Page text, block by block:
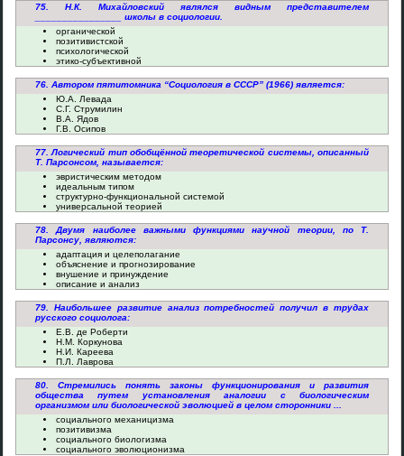
75. Н.К. Михайловский являлся видным представителем
________________ школы в социологии.
органической
позитивистской
психологической
этико-субъективной
76. Автором пятитомника “Социология в СССР” (1966) является:
Ю.А. Левада
С.Г. Струмилин
В.А. Ядов
Г.В. Осипов
77. Логический тип обобщённой теоретической системы, описанный
Т. Парсонсом, называется:
эвристическим методом
идеальным типом
структурно-функциональной системой
универсальной теорией
78. Двумя наиболее важными функциями научной теории, по Т.
Парсонсу, являются:
адаптация и целеполагание
объяснение и прогнозирование
внушение и принуждение
описание и анализ
79. Наибольшее развитие анализ потребностей получил в трудах
русского социолога:
Е.В. де Роберти
Н.М. Коркунова
Н.И. Кареева
П.Л. Лаврова
80. Стремились понять законы функционирования и развития
общества путем установления аналогии с биологическим
организмом или биологической эволюцией в целом сторонники ...
социального механицизма
позитивизма
социального биологизма
социального эволюционизма